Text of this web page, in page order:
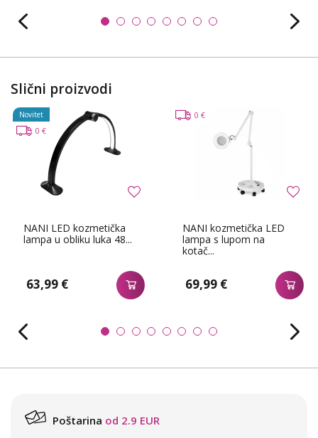
Slični proizvodi
NANI LED kozmetička
lampa u obliku luka 48...
63,99 €
Novitet
0 €
NANI kozmetička LED
lampa s lupom na
kotač...
69,99 €
0 €
Poštarina od 2.9 EUR